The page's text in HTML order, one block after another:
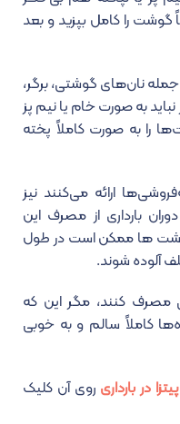
گوشت را کامل بپزید و بعد
نان‌های گوشتی، برگر،
به صورت خام یا نیم پز
را به صورت کاملاً پخته
ارائه می‌کنند نیز
بارداری از مصرف این
ها ممکن است در طول
آلوده شوند.
مصرف کنند، مگر این که
کاملاً سالم و به خوبی
در بارداری روی آن کلیک